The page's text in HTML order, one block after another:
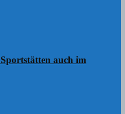
auch im